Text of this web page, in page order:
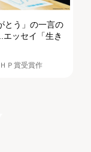
とう」の一言の
エッセイ「生き
Ｐ賞受賞作